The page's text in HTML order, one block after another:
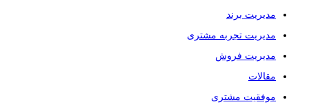
مدیریت برند
مدیریت تجربه مشتری
مدیریت فروش
مقالات
موفقیت مشتری